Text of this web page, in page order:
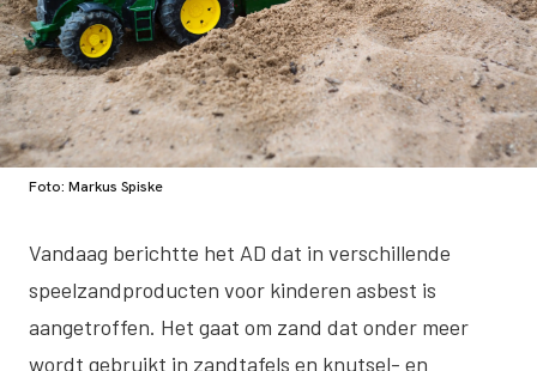
Foto: Markus Spiske
Vandaag berichtte het AD dat in verschillende
speelzandproducten voor kinderen asbest is
aangetroffen. Het gaat om zand dat onder meer
wordt gebruikt in zandtafels en knutsel- en